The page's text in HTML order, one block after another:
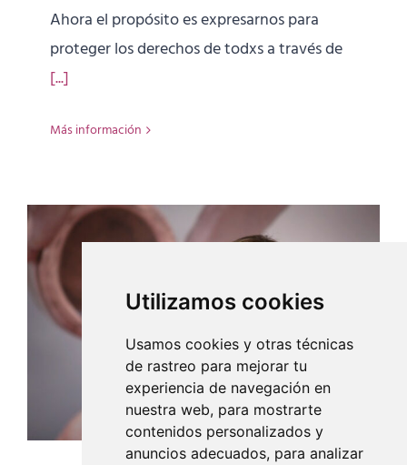
Utilizamos cookies
Usamos cookies y otras técnicas
de rastreo para mejorar tu
experiencia de navegación en
nuestra web, para mostrarte
contenidos personalizados y
anuncios adecuados, para analizar
Ahora el propósito es expresarnos para
proteger los derechos de todxs a través de
[...]
Más información